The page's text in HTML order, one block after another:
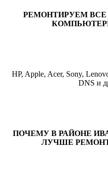
РЕМОНТИРУЕМ
HP, Apple, Acer, Sony,
DNS и
ПОЧЕМУ В РАЙОНЕ
ЛУЧШЕ